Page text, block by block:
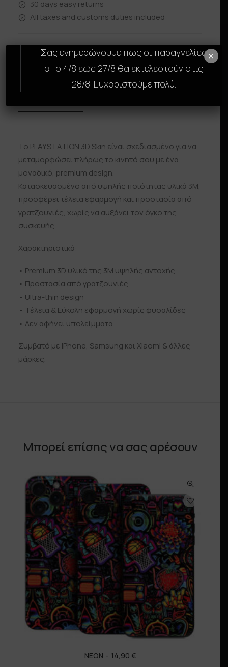
30 days easy returns
All taxes and customs duties included
Το PLAYSTATION 3D Skin είναι σχεδιασμένο για να
μεταμορφώσει πλήρως το κινητό σου με ένα
μοναδικό, premium design.
Κατασκευασμένο από υψηλής ποιότητας υλικά 3M,
προσφέρει τέλεια εφαρμογή και προστασία από
γρατζουνιές, χωρίς να αυξάνει τον όγκο της
συσκευής.
Χαρακτηριστικά:
• Premium 3D υλικό της 3Μ υψηλής αντοχής
• Προστασία από γρατζουνιές
• Ultra-thin design
• Τέλεια & Εύκολη εφαρμογή χωρίς φυσαλίδες
• Δεν αφήνει υπολείμματα
Συμβατό με iPhone, Samsung και Xiaomi & άλλες
μάρκες.
Μπορεί επίσης να σας αρέσουν
NEON 14,90 €
Σας ενημερώνουμε πως οι παραγγελίες
απο 4/8 εως 27/8 θα εκτελεστούν στις
28/8. Ευχαριστούμε πολύ.
×